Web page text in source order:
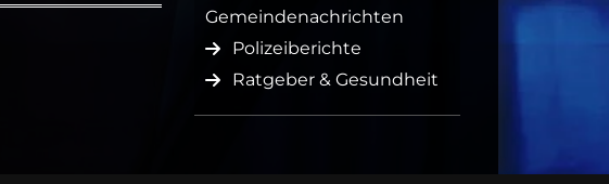
Gemeindenachrichten
Polizeiberichte
Ratgeber & Gesundheit